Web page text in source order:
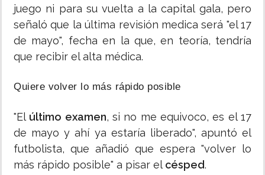
juego ni para su vuelta a la capital gala, pero
señaló que la última revisión medica será "el 17
de mayo", fecha en la que, en teoría, tendría
que recibir el alta médica.
Quiere volver lo más rápido posible
"El último examen, si no me equivoco, es el 17
de mayo y ahí ya estaría liberado", apuntó el
futbolista, que añadió que espera "volver lo
más rápido posible" a pisar el césped.